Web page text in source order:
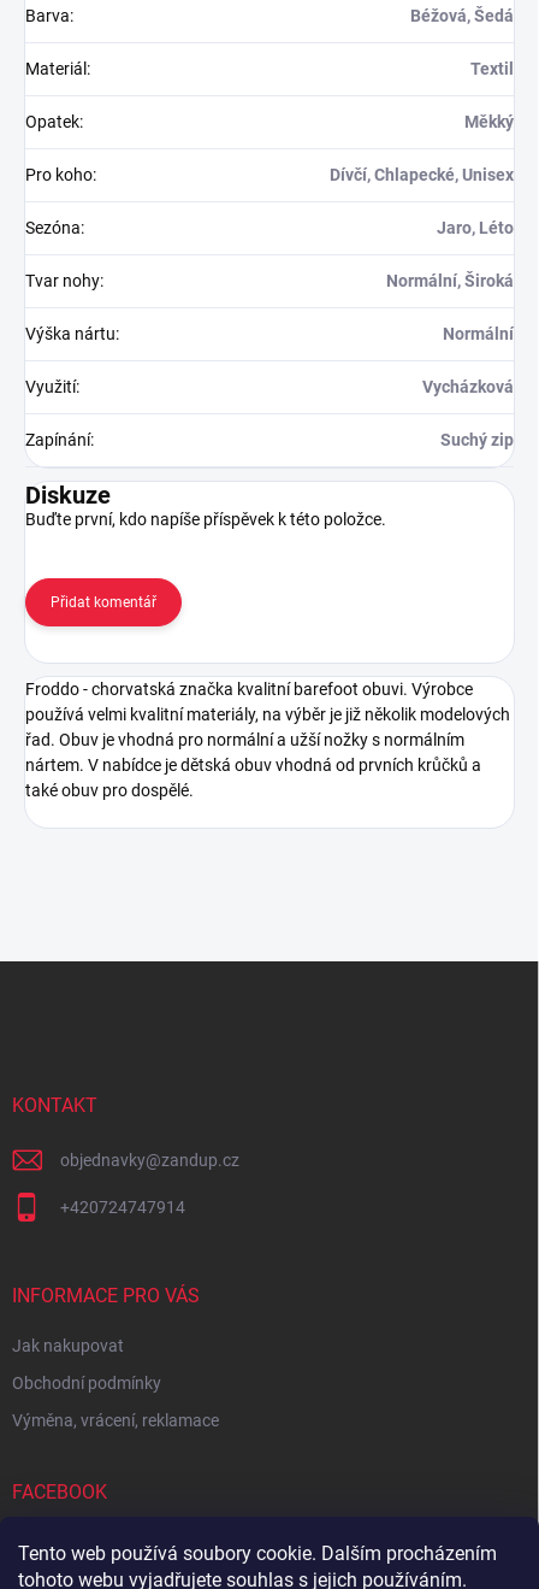
Tento web používá soubory cookie. Dalším procházením
tohoto webu vyjadřujete souhlas s jejich používáním.
Barva: Béžová, Šedá
Materiál : Textil
Opatek: Měkký
Pro koho: Dívčí, Chlapecké, Unisex
Sezóna: Jaro, Léto
Tvar nohy: Normální, Široká
Výška nártu: Normální
Využití: Vycházková
Zapínání: Suchý zip
Diskuze
Buďte první, kdo napíše příspěvek k této položce.
Přidat komentář
Froddo - chorvatská značka kvalitní barefoot obuvi. Výrobce
používá velmi kvalitní materiály, na výběr je již několik modelových
řad. Obuv je vhodná pro normální a užší nožky s normálním
nártem. V nabídce je dětská obuv vhodná od prvních krůčků a
také obuv pro dospělé.
KONTAKT
objednavky@zandup.cz
+420724747914
INFORMACE PRO VÁS
Jak nakupovat
Obchodní podmínky
Výměna, vrácení, reklamace
FACEBOOK